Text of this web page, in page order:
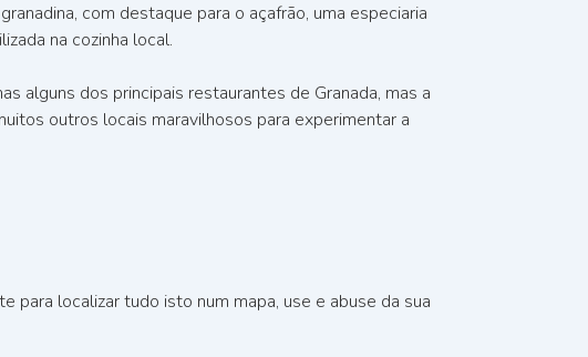
com destaque para o açafrão, uma especiaria
na cozinha local.
alguns dos principais restaurantes de Granada, mas a
outros locais maravilhosos para experimentar a
para localizar tudo isto num mapa, use e abuse da sua